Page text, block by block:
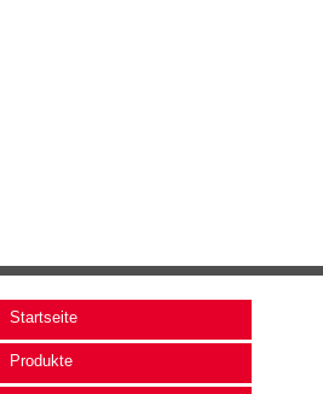
Startseite
Produkte